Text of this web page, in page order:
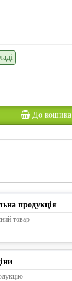
До кошика
продукція
товар